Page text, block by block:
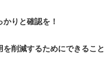
りと確認を！
削減するためにできること